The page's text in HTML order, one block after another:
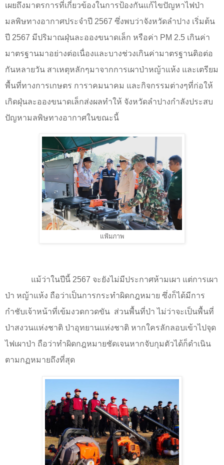
เผยถึงมาตรการที่เกี่ยวข้องในการป้องกันแก้ไขปัญหาไฟป่า
มลพิษทางอากาศประจำปี 2567 ซึ่งพบว่าจังหวัดลำปาง เริ่มต้น
ปี 2567 มีปริมาณฝุ่นละอองขนาดเล็ก หรือค่า PM 2.5 เกินค่า
มาตรฐานมาอย่างต่อเนื่องและบางช่วงเกินค่ามาตรฐานติอต่อ
กันหลายวัน สาเหตุหลักๆมาจากการเผาป่าหญ้าแห้ง และเตรียม
พื้นที่ทางการเกษตร การาคมนาคม และกิจกรรมต่างๆที่ก่อให้
เกิดฝุ่นละอองขนาดเล็กส่งผลทำให้ จังหวัดลำปางกำลังประสบ
ปัญหามลพิษทางอากาศในขณะนี้
แฟ้มภาพ
แม้ว่าในปีนี้ 2567 จะยังไม่มีประกาศห้ามเผา แต่การเผา
ป่า หญ้าแห้ง ถือว่าเป็นการกระทำผิดกฎหมาย ซึ่งก็ได้มีการ
กำชับเจ้าหน้าที่เข้มงวดกวดขัน ส่วนพื้นที่ป่า ไม่ว่าจะเป็นพื้นที่
ป่าสงวนแห่งชาติ ป่าอุทยานแห่งชาติ หากใครลักลอบเข้าไปจุด
ไฟเผาป่า ถือว่าทำผิดกฎหมายชัดเจนหากจับกุมตัวได้ก็ดำเนิน
ตามกฏหมายถึงที่สุด